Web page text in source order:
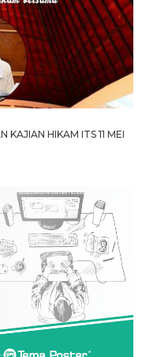
KAJIAN HIKAM ITS 11 MEI